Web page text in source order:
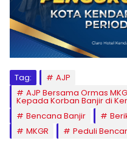
Tag:
AJP
AJP Bersama Ormas
Kepada Korban Banjir di
Bencana Banjir
MKGR
Peduli